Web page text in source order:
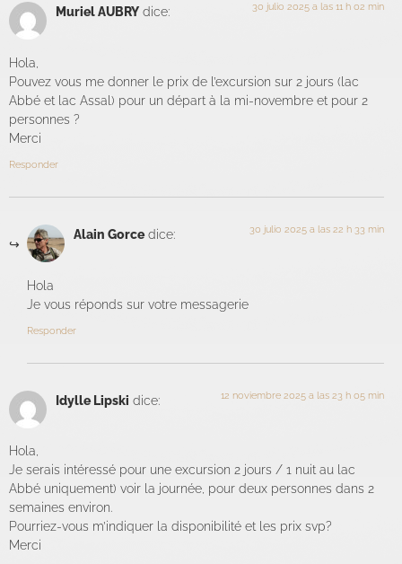
Muriel AUBRY dice: 30 julio 2025 a las 11 h 02 min
Hola,
Pouvez vous me donner le prix de l’excursion sur 2 jours (lac
Abbé et lac Assal) pour un départ à la mi-novembre et pour 2
personnes ?
Merci
Responder
Alain Gorce dice: 30 julio 2025 a las 22 h 33 min
Hola
Je vous réponds sur votre messagerie
Responder
Idylle Lipski dice: 12 noviembre 2025 a las 23 h 05 min
Hola,
Je serais intéressé pour une excursion 2 jours / 1 nuit au lac
Abbé uniquement) voir la journée, pour deux personnes dans 2
semaines environ.
Pourriez-vous m’indiquer la disponibilité et les prix svp?
Merci